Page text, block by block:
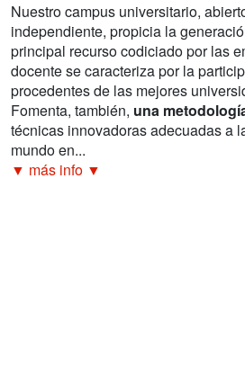
Nuestro campus universitario,
independiente, propicia la
principal recurso codiciado por las
docente se caracteriza por la
procedentes de las mejores
Fomenta, también, una
técnicas innovadoras adecuadas a
mundo en...
▼ más info ▼